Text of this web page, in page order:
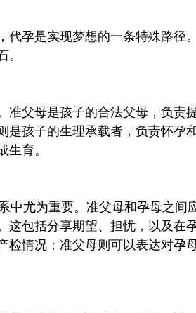
孕是实现梦想的一条特殊路径
。
准父母是孩子的合法父母，负责
是孩子的生理承载者，负责怀孕
生育。
尤为重要。准父母和孕母之间
这包括分享期望、担忧，以及在
检情况；准父母则可以表达对孕